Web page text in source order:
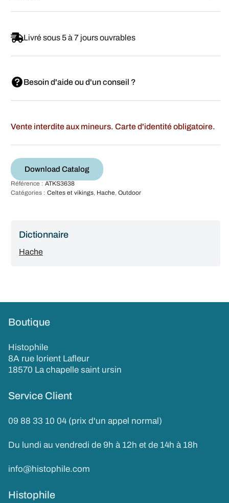
Livré sous 5 à 7 jours ouvrables
Besoin d'aide ou d'un conseil ?
Vente interdite aux mineurs. Carte d'identité obligatoire.
Download Catalog
Référence : ATKS3638
Catégories : Celtes et vikings, Hache, Outdoor
Dictionnaire
Hache
Boutique
Histophile
8A rue lorient Lafleur
18570 La chapelle saint ursin
Service Client
09 88 33 10 04 (prix d'un appel normal)
Du lundi au vendredi de 9h à 12h et de 14h à 18h
info@histophile.com
Histophile